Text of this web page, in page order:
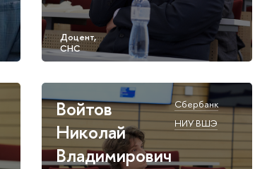
Войтов
Николай
Владимирович
Сбербанк
НИУ ВШЭ